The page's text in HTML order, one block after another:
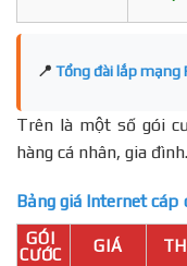
📍 Tổng đài lắp mạng
Trên là một số gói
hàng cá nhân, gia đình.
Bảng giá Internet cáp
GÓI
CƯỚC
GIÁ